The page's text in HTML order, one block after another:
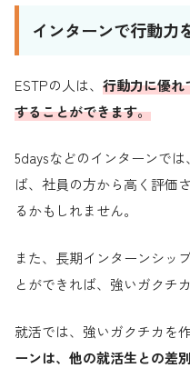
インターンで行動力
ESTPの人は、 行動力に優れ
することができます。
5daysなどのインターンで
ば、社員の方から高く評価
るかもしれません。
また、長期インターンシッ
とができれば、強いガクチ
就活では、強いガクチカを
ーンは、他の就活生との差